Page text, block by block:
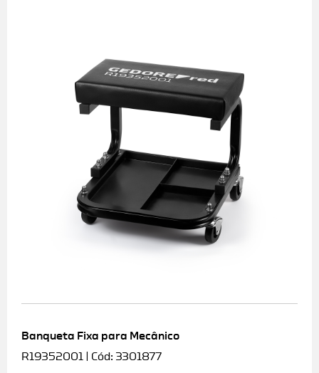
Banqueta Fixa para Mecânico
R19352001 | Cód: 3301877